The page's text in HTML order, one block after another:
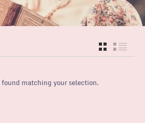
GRID
matching your selection.